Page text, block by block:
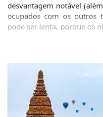
desvantagem notável
ocupados com os
pode ser lenta, porque os
ELECTRICIDADE:
pinos planos,
Recomenda-se trazer
energia são comuns,
próprio gerador.